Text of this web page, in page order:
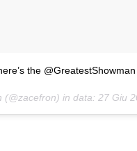
the
(@zacefron) in data: 27 Giu